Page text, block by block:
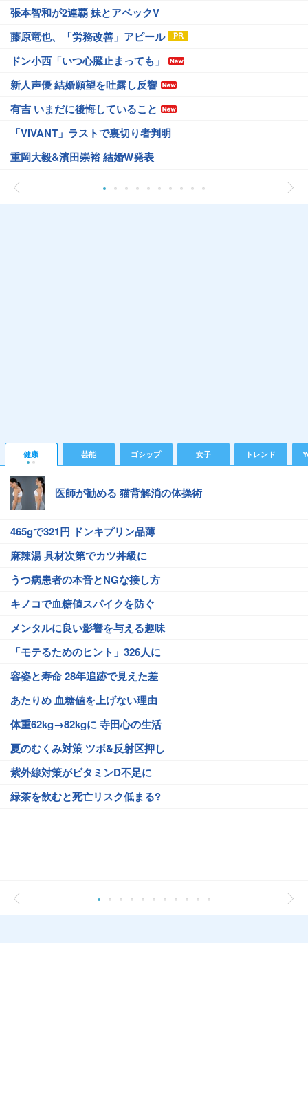
張本智和が2連覇 妹とアベックV
藤原竜也、「労務改善」アピール
ドン小西「いつ心臓止まっても」
新人声優 結婚願望を吐露し反響
有吉 いまだに後悔していること
「VIVANT」ラストで裏切り者判明
重岡大毅&濱田崇裕 結婚W発表
健康 芸能 ゴシップ 女子 トレンド
医師が勧める 猫背解消の体操術
465gで321円 ドンキプリン品薄
麻辣湯 具材次第でカツ丼級に
うつ病患者の本音とNGな接し方
キノコで血糖値スパイクを防ぐ
メンタルに良い影響を与える趣味
「モテるためのヒント」326人に
容姿と寿命 28年追跡で見えた差
あたりめ 血糖値を上げない理由
体重62kg→82kgに 寺田心の生活
夏のむくみ対策 ツボ&反射区押し
紫外線対策がビタミンD不足に
緑茶を飲むと死亡リスク低まる?